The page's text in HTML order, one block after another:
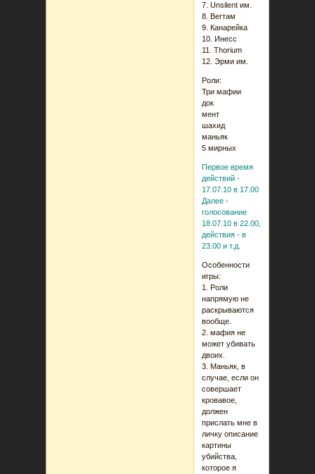
7. Unsilent им.
8. Вегтам
9. Канарейка
10. Инеcc
11. Thorium
12. Эрми им.
Роли:
Три мафии
док
мент
шахид
маньяк
5 мирных
Первое время
действий -
17.07.10 в 17.00
Далее -
голосование
18.07.10 в 22.00,
действия - в
23.00 и т.д.
Особенности
игры:
1. Роли
напрямую не
раскрываются
вообще.
2. мафия не
может убивать
двоих.
3. Маньяк, в
случае, если он
совершает
кровавое,
должен
прислать мне в
личку описание
картины
убийства,
которое я